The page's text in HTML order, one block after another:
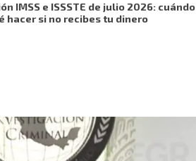
IMSS e ISSSTE de julio 2026: cuándo
hacer si no recibes tu dinero